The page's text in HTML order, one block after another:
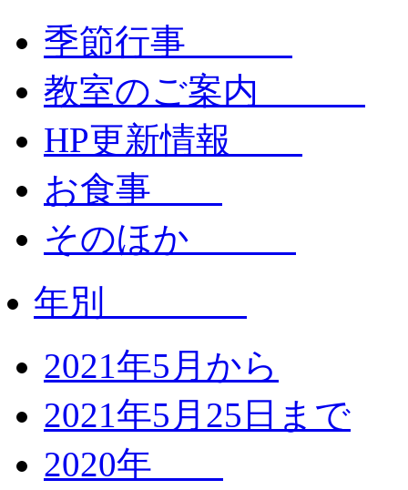
季節行事
教室のご案内
HP更新情報
お食事
そのほか
年別
2021年5月から
2021年5月25日まで
2020年